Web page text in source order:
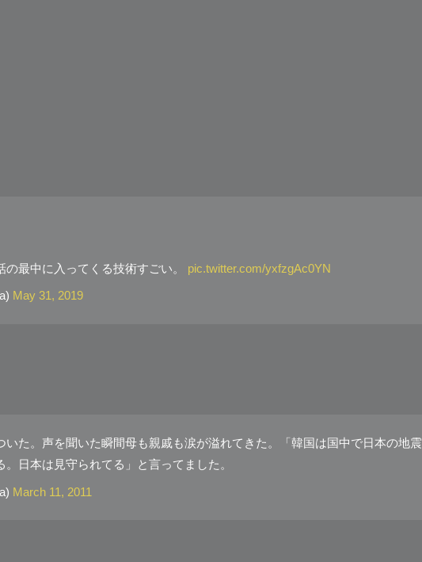
最中に入ってくる技術すごい。 pic.twitter.com/yxfzgAc0YN
May 31, 2019
いた。声を聞いた瞬間母も親戚も涙が溢れてきた。「韓国は国中で日本の地震
日本は見守られてる」と言ってました。
March 11, 2011